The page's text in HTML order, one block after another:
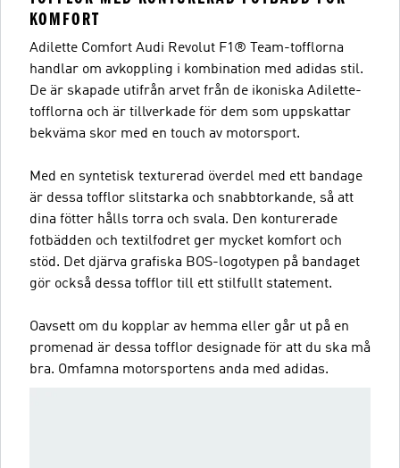
KOMFORT
Adilette Comfort Audi Revolut F1® Team-tofflorna
handlar om avkoppling i kombination med adidas stil.
De är skapade utifrån arvet från de ikoniska Adilette-
tofflorna och är tillverkade för dem som uppskattar
bekväma skor med en touch av motorsport.
Med en syntetisk texturerad överdel med ett bandage
är dessa tofflor slitstarka och snabbtorkande, så att
dina fötter hålls torra och svala. Den konturerade
fotbädden och textilfodret ger mycket komfort och
stöd. Det djärva grafiska BOS-logotypen på bandaget
gör också dessa tofflor till ett stilfullt statement.
Oavsett om du kopplar av hemma eller går ut på en
promenad är dessa tofflor designade för att du ska må
bra. Omfamna motorsportens anda med adidas.